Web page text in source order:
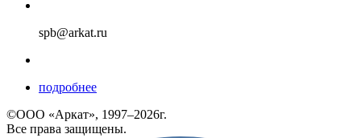
spb@arkat.ru
подробнее
©ООО «Аркат», 1997–2026г.
Все права защищены.